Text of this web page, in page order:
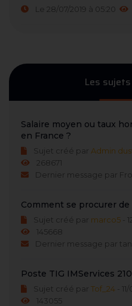
Le 28/07/2019 à 05:20
Les
Salaire moyen ou taux
en France ?
Sujet créé par Admin
268671
Dernier message par
Comment se procurer de
Sujet créé par marco5 -
145668
Dernier message par
Poste TIG IMServices
Sujet créé par Tof_24 -
143055